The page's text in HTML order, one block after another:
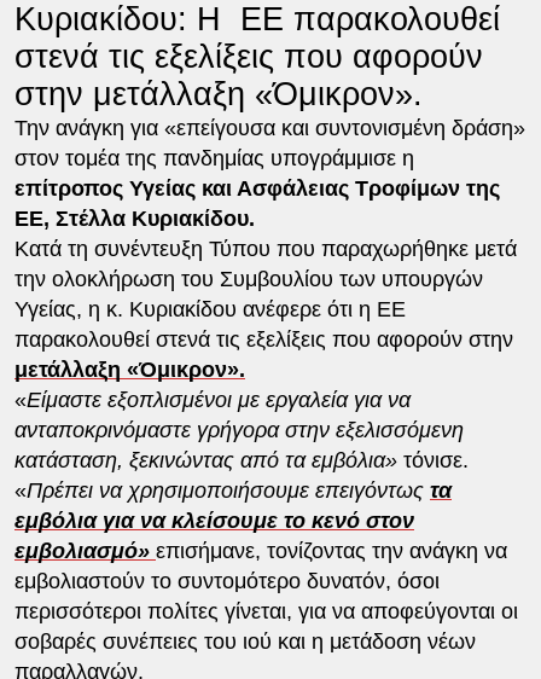
Κυριακίδου: Η ΕΕ παρακολουθεί
στενά τις εξελίξεις που αφορούν
στην μετάλλαξη «Όμικρον».
Την ανάγκη για «επείγουσα και συντονισμένη δράση»
στον τομέα της πανδημίας υπογράμμισε η
επίτροπος Υγείας και Ασφάλειας Τροφίμων της
ΕΕ, Στέλλα Κυριακίδου.
Κατά τη συνέντευξη Τύπου που παραχωρήθηκε μετά
την ολοκλήρωση του Συμβουλίου των υπουργών
Υγείας, η κ. Κυριακίδου ανέφερε ότι η ΕΕ
παρακολουθεί στενά τις εξελίξεις που αφορούν στην
μετάλλαξη «Όμικρον».
«Είμαστε εξοπλισμένοι με εργαλεία για να
ανταποκρινόμαστε γρήγορα στην εξελισσόμενη
κατάσταση, ξεκινώντας από τα εμβόλια»τόνισε.
«Πρέπει να χρησιμοποιήσουμε επειγόντως τα
εμβόλια για να κλείσουμε το κενό στον
εμβολιασμό» επισήμανε, τονίζοντας την ανάγκη να
εμβολιαστούν το συντομότερο δυνατόν, όσοι
περισσότεροι πολίτες γίνεται, για να αποφεύγονται οι
σοβαρές συνέπειες του ιού και η μετάδοση νέων
παραλλαγών.